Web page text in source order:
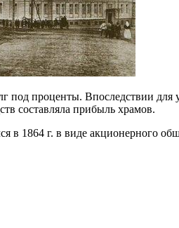
проценты. Впоследствии для
составляла прибыль храмов.
в 1864 г. в виде акционерного